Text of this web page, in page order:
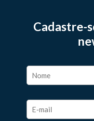
Cadastre-